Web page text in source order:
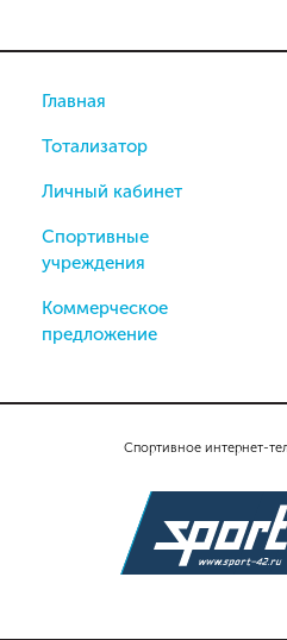
Спортивное интернет-
Главная
Тотализатор
Личный кабинет
Спортивные
учреждения
Коммерческое
предложение